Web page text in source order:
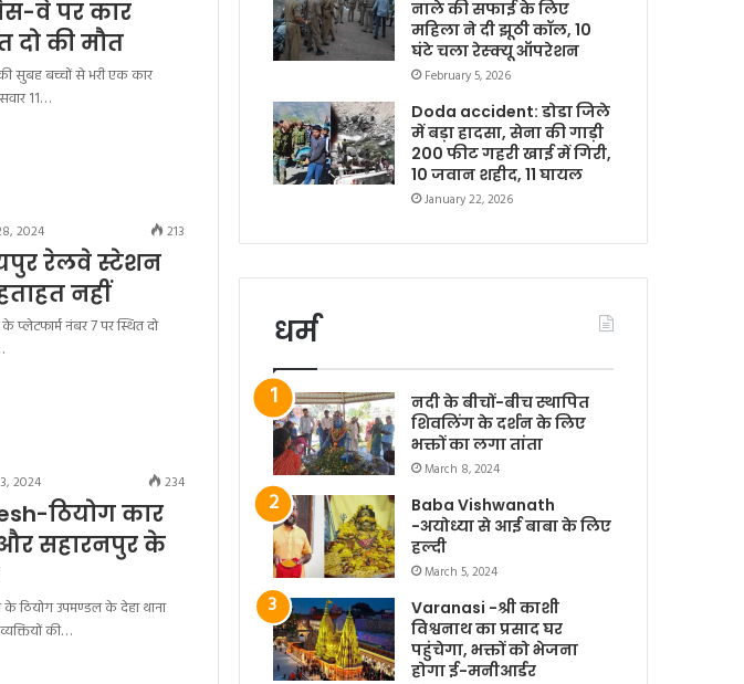
वे पर कार
की मौत
सुबह बच्चों से भरी एक कार
11…
2024 213
रेलवे स्टेशन
नहीं
प्लेटफार्म नंबर 7 पर स्थित दो
2024 234
ठियोग कार
सहारनपुर के
ठियोग उपमण्डल के देहा थाना
की…
नाले की सफाई के लिए
महिला ने दी झूठी कॉल, 10
घंटे चला रेस्क्यू ऑपरेशन
February 5, 2026
Doda accident: डोडा जिले
में बड़ा हादसा, सेना की गाड़ी
200 फीट गहरी खाई में गिरी,
10 जवान शहीद, 11 घायल
January 22, 2026
धर्म
नदी के बीचों-बीच स्थापित
शिवलिंग के दर्शन के लिए
भक्तों का लगा तांता
March 8, 2024
Baba Vishwanath
-अयोध्या से आई बाबा के लिए
हल्दी
March 5, 2024
Varanasi -श्री काशी
विश्वनाथ का प्रसाद घर
पहुंचेगा, भक्तों को भेजना
होगा ई-मनीआर्डर